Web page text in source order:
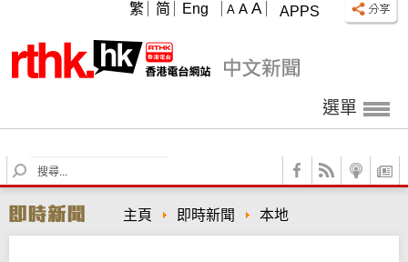
APPS
A A A
繁 简 Eng
選單
S
e
r
c
主頁 即時新聞 本地